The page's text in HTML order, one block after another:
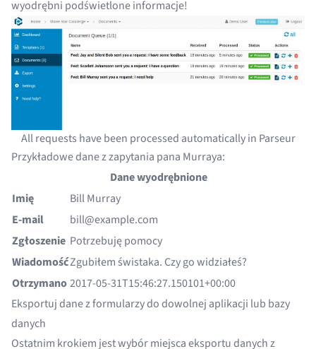
wyodrębni podświetlone informacje!
All requests have been processed automatically in Parseur
Przykładowe dane z zapytania pana Murraya:
Dane wyodrębnione
Imię
Bill Murray
E-mail
bill@example.com
Zgłoszenie Potrzebuję pomocy
WiadomośćZgubiłem świstaka. Czy go widziałeś?
Otrzymano2017-05-31T15:46:27.150101+00:00
Eksportuj dane z formularzy do dowolnej aplikacji lub bazy
danych
Ostatnim krokiem jest wybór miejsca eksportu danych z